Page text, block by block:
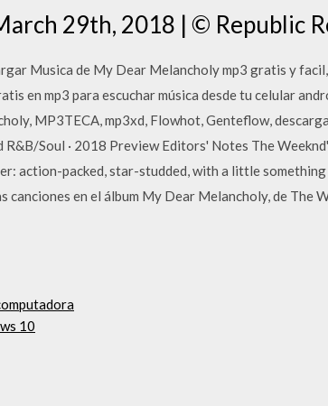
29th, 2018 | © Republic
Musica de My Dear Melancholy mp3 gratis y
en mp3 para escuchar música desde tu celular
MP3TECA, mp3xd, Flowhot, Genteflow,
Soul · 2018 Preview Editors' Notes The
action-packed, star-studded, with a little
en el álbum My Dear Melancholy, de The
10